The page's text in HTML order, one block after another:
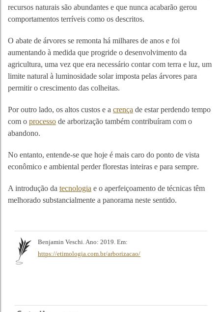
recursos naturais são abundantes e que nunca acabarão gerou
comportamentos terríveis como os descritos.
O abate de árvores se remonta há milhares de anos e foi
aumentando à medida que progride o desenvolvimento da
agricultura, uma vez que era necessário contar com terra e luz, um
limite natural à luminosidade solar imposta pelas árvores para
permitir o crescimento das colheitas.
Por outro lado, os altos custos e a crença de estar perdendo tempo
com o processo de arborização também contribuíram com o
abandono.
No entanto, entende-se que hoje é mais caro do ponto de vista
econômico e ambiental perder florestas inteiras e para sempre.
A introdução da tecnologia e o aperfeiçoamento de técnicas têm
melhorado substancialmente a panorama neste sentido.
Benjamin Veschi. Ano: 2019. Em:
https://etimologia.com.br/arborizacao/